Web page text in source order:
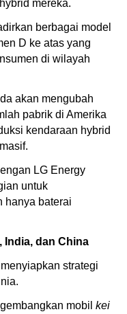
mereka.
berbagai model
D ke atas yang
di wilayah
akan mengubah
pabrik di Amerika
kendaraan hybrid
LG Energy
untuk
hanya baterai
India, dan China
strategi
mobil kei